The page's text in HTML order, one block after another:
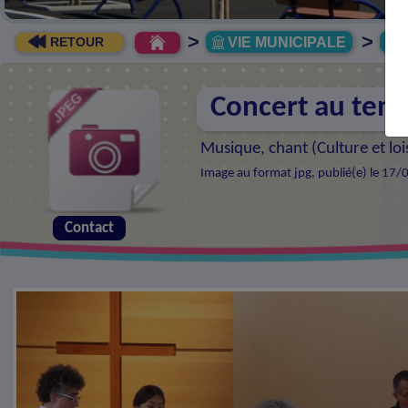
RETOUR > VIE MUNICIPALE >
Concert au
Musique, chant (Culture et
Image au format jpg, publié(e) le
Contact